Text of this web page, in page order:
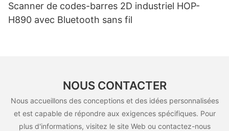
Scanner de codes-barres 2D industriel HOP-
H890 avec Bluetooth sans fil
NOUS CONTACTER
Nous accueillons des conceptions et des idées personnalisées
et est capable de répondre aux exigences spécifiques. Pour
plus d'informations, visitez le site Web ou contactez-nous